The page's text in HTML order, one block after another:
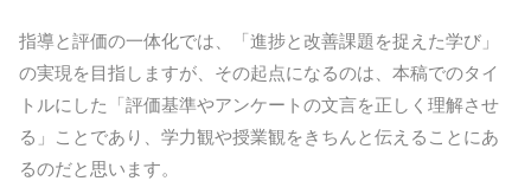
指導と評価の一体化では、「進捗と改善課題を捉えた学び」
の実現を目指しますが、その起点になるのは、本稿でのタイ
トルにした「評価基準やアンケートの文言を正しく理解させ
る」ことであり、学力観や授業観をきちんと伝えることにあ
るのだと思います。